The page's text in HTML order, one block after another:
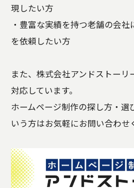
現したい方
・豊富な実績を持つ老舗の会
を依頼したい方
また、株式会社アンドストーリ
対応しています。
ホームページ制作の探し方・選
いう方はお気軽にお問い合わせ